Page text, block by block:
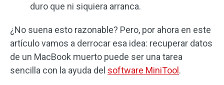
duro que ni siquiera arranca.
¿No suena esto razonable? Pero, por ahora en este
artículo vamos a derrocar esa idea: recuperar datos
de un MacBook muerto puede ser una tarea
sencilla con la ayuda del software MiniTool .